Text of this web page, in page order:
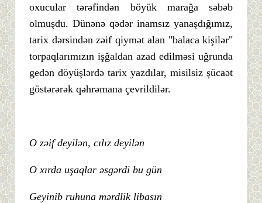
oxucular tərəfindən böyük marağa səbəb
olmuşdu. Dünənə qədər inamsız yanaşdığımız,
tarix dərsindən zəif qiymət alan "balaca kişilər"
torpaqlarımızın işğaldan azad edilməsi uğrunda
gedən döyüşlərdə tarix yazdılar, misilsiz şücaət
göstərərək qəhrəmana çevrildilər.
O zəif deyilən, cılız deyilən
O xırda uşaqlar əsgərdi bu gün
Geyinib ruhuna mərdlik libasın